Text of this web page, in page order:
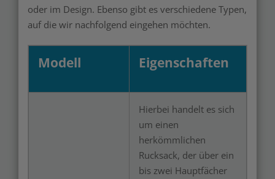
oder im Design. Ebenso gibt es verschiedene Typen,
auf die wir nachfolgend eingehen möchten.
Modell Eigenschaften
Hierbei handelt es sich
um einen
herkömmlichen
Rucksack, der über ein
bis zwei Hauptfächer